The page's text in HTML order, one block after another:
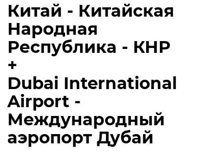
Китай - Китайская
Народная
Республика - КНР
+
Dubai International
Airport -
Международный
аэропорт Дубай